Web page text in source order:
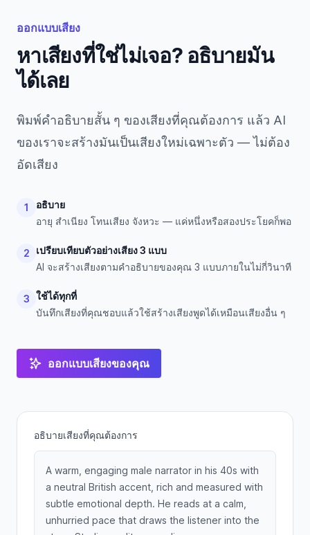
ออกแบบเสียง
หาเสียงที่ใช่ไม่เจอ? อธิบายมัน
ได้เลย
พิมพ์คำอธิบายสั้น ๆ ของเสียงที่คุณต้องการ แล้ว AI
ของเราจะสร้างมันเป็นเสียงใหม่เฉพาะตัว — ไม่ต้อง
อัดเสียง
1
อธิบาย
อายุ สำเนียง โทนเสียง จังหวะ — แค่หนึ่งหรือสองประโยคก็พอ
2
เปรียบเทียบตัวอย่างเสียง 3 แบบ
AI จะสร้างเสียงตามคำอธิบายของคุณ 3 แบบภายในไม่กี่วินาที
3 ใช้ได้ทุกที่
บันทึกเสียงที่คุณชอบแล้วใช้สร้างเสียงพูดได้เหมือนเสียงอื่น ๆ
ออกแบบเสียงของคุณ
อธิบายเสียงที่คุณต้องการ
A warm, engaging male narrator in his 40s with
a neutral British accent, rich and measured with
subtle emotional depth. He reads at a calm,
unhurried pace that draws the listener into the